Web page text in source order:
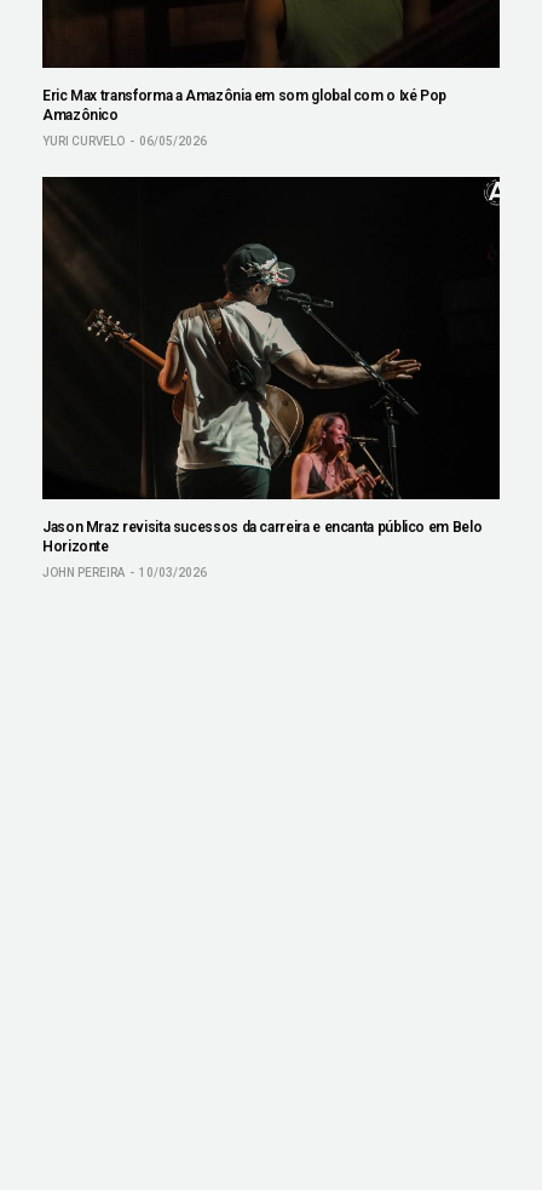
Eric Max transforma a Amazônia em som global com o Ixé Pop
Amazônico
YURI CURVELO 06/05/2026
Jason Mraz revisita sucessos da carreira e encanta público em Belo
Horizonte
JOHN PEREIRA 10/03/2026